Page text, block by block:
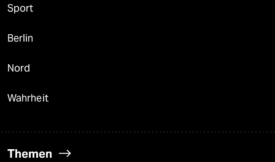
Sport
Berlin
Nord
Wahrheit
Themen